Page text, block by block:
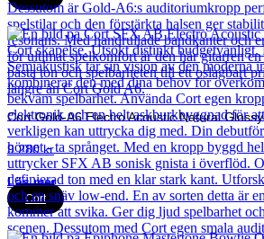
Cort Gold-A6 Electro Acoustic Natural Glossy
9 280kr
Läs mer
Cort